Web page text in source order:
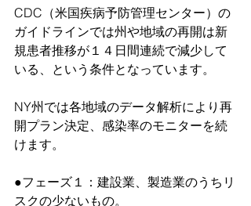
CDC（米国疾病予防管理センター）の
ガイドラインでは州や地域の再開は新
規患者推移が１４日間連続で減少して
いる、という条件となっています。
NY州では各地域のデータ解析により再
開プラン決定、感染率のモニターを続
けます。
●フェーズ１：建設業、製造業のうちリ
スクの少ないもの。